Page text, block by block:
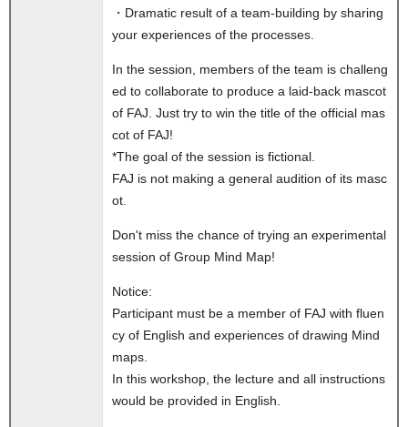
・Dramatic result of a team-building by sharing
your experiences of the processes.
In the session, members of the team is challeng
ed to collaborate to produce a laid-back mascot
of FAJ. Just try to win the title of the official mas
cot of FAJ!
*The goal of the session is fictional.
FAJ is not making a general audition of its masc
ot.
Don't miss the chance of trying an experimental
session of Group Mind Map!
Notice:
Participant must be a member of FAJ with fluen
cy of English and experiences of drawing Mind
maps.
In this workshop, the lecture and all instructions
would be provided in English.